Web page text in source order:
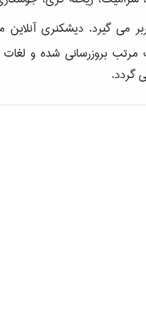
می گیرد. دیشکنری آنلاین
مرتب بروزرسانی شده و
گردد.